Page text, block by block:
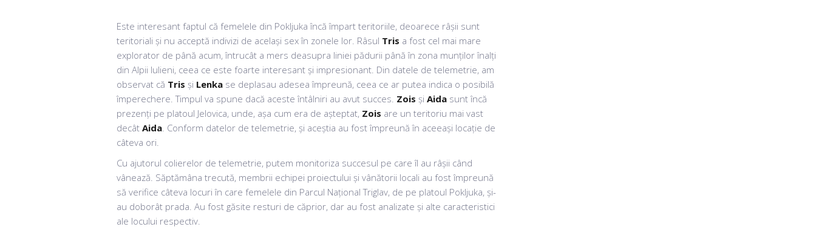
Este interesant faptul că femelele din Pokljuka încă împart teritoriile, deoarece râșii sunt
teritoriali și nu acceptă indivizi de același sex în zonele lor. Râsul Tris a fost cel mai mare
explorator de până acum, întrucât a mers deasupra liniei pădurii până în zona munților înalți
din Alpii Iulieni, ceea ce este foarte interesant și impresionant. Din datele de telemetrie, am
observat că Tris și Lenka se deplasau adesea împreună, ceea ce ar putea indica o posibilă
împerechere. Timpul va spune dacă aceste întâlniri au avut succes. Zois și Aida sunt încă
prezenți pe platoul Jelovica, unde, așa cum era de așteptat, Zois are un teritoriu mai vast
decât Aida. Conform datelor de telemetrie, și aceștia au fost împreună în aceeași locație de
câteva ori.
Cu ajutorul colierelor de telemetrie, putem monitoriza succesul pe care îl au râșii când
vânează. Săptămâna trecută, membrii echipei proiectului și vânătorii locali au fost împreună
să verifice câteva locuri în care femelele din Parcul Național Triglav, de pe platoul Pokljuka, și-
au doborât prada. Au fost găsite resturi de căprior, dar au fost analizate și alte caracteristici
ale locului respectiv.